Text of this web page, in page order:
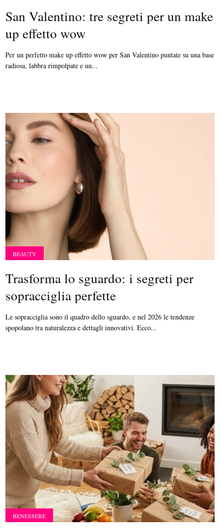
San Valentino: tre segreti per un make
up effetto wow
Per un perfetto make up effetto wow per San Valentino puntate su una base
radiosa, labbra rimpolpate e un...
BEAUTY
Trasforma lo sguardo: i segreti per
sopracciglia perfette
Le sopracciglia sono il quadro dello sguardo, e nel 2026 le tendenze
spopolano tra naturalezza e dettagli innovativi. Ecco...
BENESSERE